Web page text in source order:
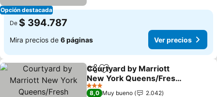
Opción destacada
De $ 394.787
Mira precios de 6 páginas Ver precios
CompartirAgregar a favoritos
Courtyard by Marriott
New York Queens/Fresh
Meadows
Ver precios
3 Estrellas
8,0 Muy bueno
2.042